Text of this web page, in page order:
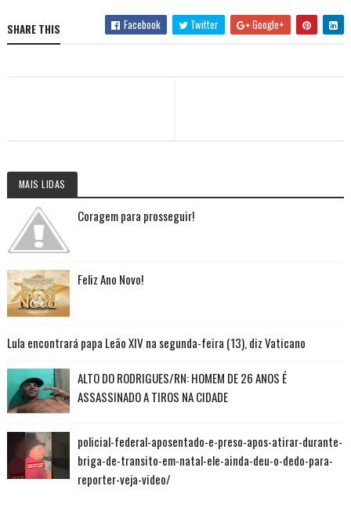
SHARE THIS Facebook Twitter Google+
MAIS LIDAS
Coragem para prosseguir!
Feliz Ano Novo!
Lula encontrará papa Leão XIV na segunda-feira (13), diz Vaticano
ALTO DO RODRIGUES/RN: HOMEM DE 26 ANOS É
ASSASSINADO A TIROS NA CIDADE
policial-federal-aposentado-e-preso-apos-atirar-durante-
briga-de-transito-em-natal-ele-ainda-deu-o-dedo-para-
reporter-veja-video/